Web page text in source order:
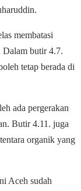
membatasi
Dalam butir 4.7.
tetap berada di
ada pergerakan
Butir 4.11. juga
organik yang
Aceh sudah